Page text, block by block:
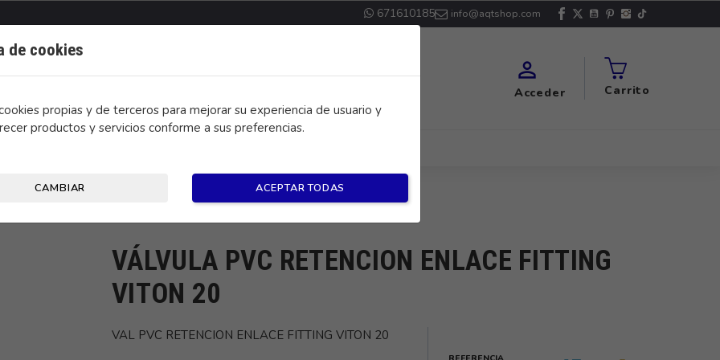
de cookies
propias y de terceros para mejorar su experiencia de usuario y
productos y servicios conforme a sus preferencias.
CAMBIAR ACEPTAR TODAS
671610185 info@aqtshop.com

Acceder Carrito
FITTING VITON 20
VÁLVULA PVC RETENCION ENLACE FITTING
VITON 20
VAL PVC RETENCION ENLACE FITTING VITON 20